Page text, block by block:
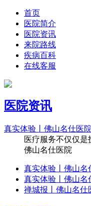
首页
医院简介
医院资讯
来院路线
疾病百科
在线客服
医院资讯
真实体验丨佛山名仕医
医疗服务不仅仅是
佛山名仕医院
真实体验丨佛山名
真实体验丨佛山名
禅城报丨佛山名仕